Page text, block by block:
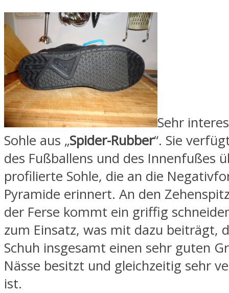
Sehr
Sohle aus „Spider-Rubber“. Sie
des Fußballens und des Innenfußes
profilierte Sohle, die an die
Pyramide erinnert. An den
der Ferse kommt ein griffig
zum Einsatz, was mit dazu beiträgt,
Schuh insgesamt einen sehr guten
Nässe besitzt und gleichzeitig sehr
ist.